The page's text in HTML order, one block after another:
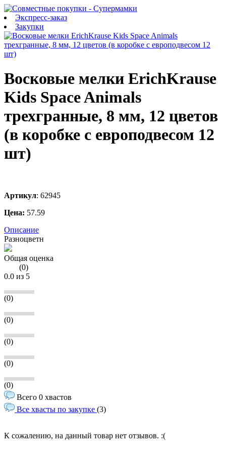
Экспресс-заказ
Закупки
Восковые мелки ErichKrause
Kids Space Animals
трехгранные, 8 мм, 12 цветов
(в коробке с европодвесом 12
шт)
Артикул: 62945
Цена: 57.59
Описание
Разноцветн
Общая оценка
(0)
0.0 из 5
(0)
(0)
(0)
(0)
(0)
Всего 0 хвастов
Все хвасты по закупке (3)
К сожалению, на данный товар нет отзывов. :(